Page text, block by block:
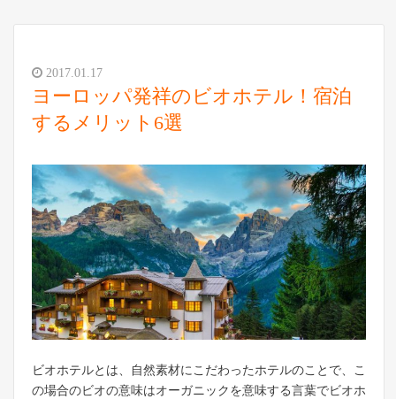
2017.01.17
ヨーロッパ発祥のビオホテル！宿泊
するメリット6選
ビオホテルとは、自然素材にこだわったホテルのことで、こ
の場合のビオの意味はオーガニックを意味する言葉でビオホ